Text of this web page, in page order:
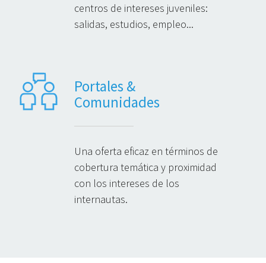
centros de intereses juveniles:
salidas, estudios, empleo...
Portales &
Comunidades
Una oferta eficaz en términos de
cobertura temática y proximidad
con los intereses de los
internautas.